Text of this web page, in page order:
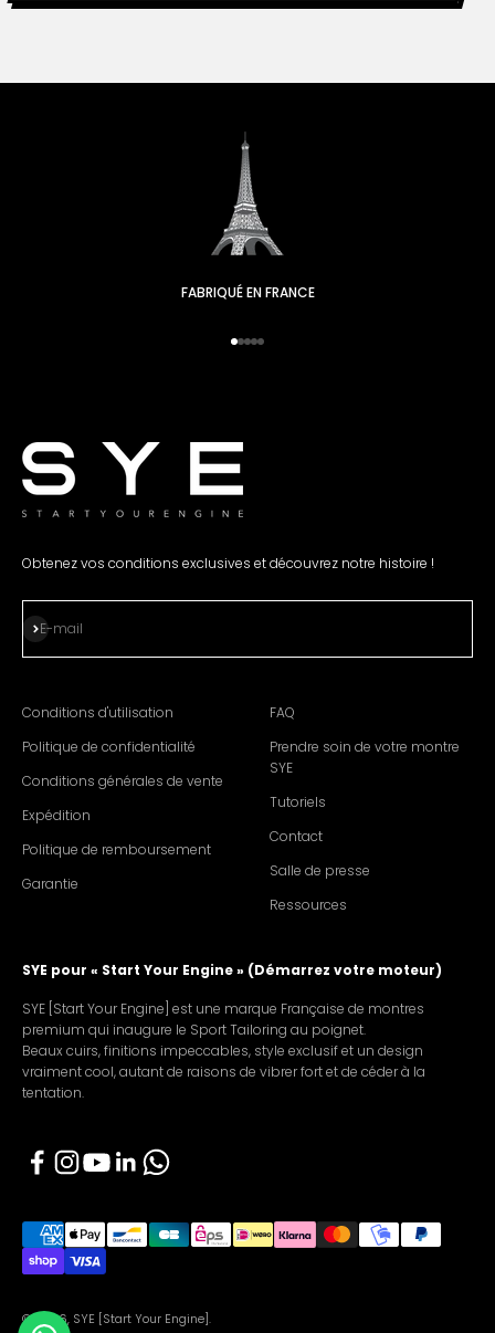
FABRIQUÉ EN FRANCE
Aller à l'élément 1
Passez à l'élément 2
Passez à l'élément 3.
Passez à l'élément 4.
Passez à l'élément 5.
Obtenez vos conditions exclusives et découvrez notre histoire !
E-mail
S'abonner
Conditions d'utilisation
Politique de confidentialité
Conditions générales de vente
Expédition
Politique de remboursement
Garantie
FAQ
Prendre soin de votre montre
SYE
Tutoriels
Contact
Salle de presse
Ressources
SYE pour « Start Your Engine » (Démarrez votre moteur)
SYE [Start Your Engine] est une marque Française de montres
premium qui inaugure le Sport Tailoring au poignet.
Beaux cuirs, finitions impeccables, style exclusif et un design
vraiment cool, autant de raisons de vibrer fort et de céder à la
tentation.
© 2026, SYE [Start Your Engine].